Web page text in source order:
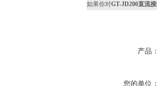
如果你对GT-JD200直流
产品
您的单位